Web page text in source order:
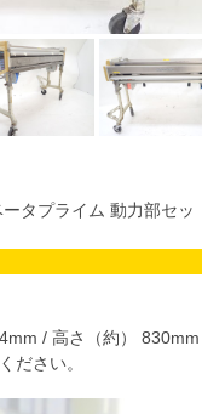
タプライム 動力部セッ
/ 高さ（約） 830mm
ださい。